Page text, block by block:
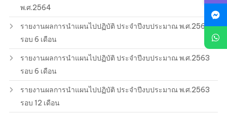
พ.ศ.2564
รายงานผลการนำแผนไปปฏิบัติ ประจำปีงบประมาณ พ.ศ.2564
รอบ 6 เดือน
รายงานผลการนำแผนไปปฏิบัติ ประจำปีงบประมาณ พ.ศ.2563
รอบ 6 เดือน
รายงานผลการนำแผนไปปฏิบัติ ประจำปีงบประมาณ พ.ศ.2563
รอบ 12 เดือน